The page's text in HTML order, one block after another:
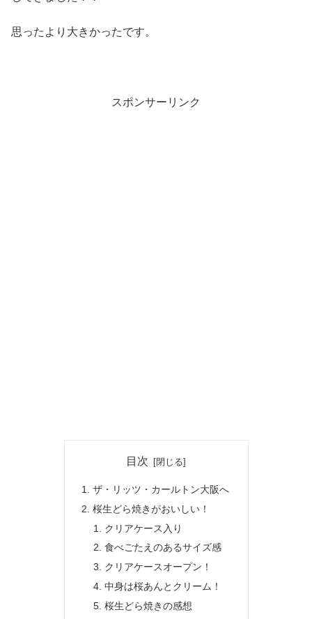
思ったより大きかったです。
スポンサーリンク
目次
ザ・リッツ・カールトン大阪へ
桜生どら焼きがおいしい！
クリアケース入り
食べごたえのあるサイズ感
クリアケースオープン！
中身は桜あんとクリーム！
桜生どら焼きの感想